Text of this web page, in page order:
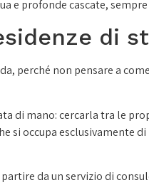
e profonde cascate,
di
perché non pensare a
di mano: cercarla tra le
si occupa
da un servizio di